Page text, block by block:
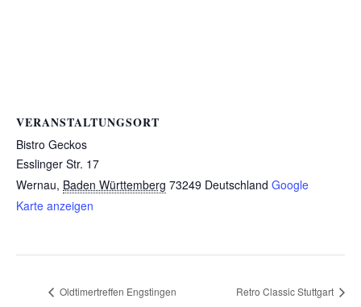
VERANSTALTUNGSORT
Bistro Geckos
Esslinger Str. 17
Wernau, Baden Württemberg 73249 Deutschland Google
Karte anzeigen
Oldtimertreffen Engstingen Retro Classic Stuttgart